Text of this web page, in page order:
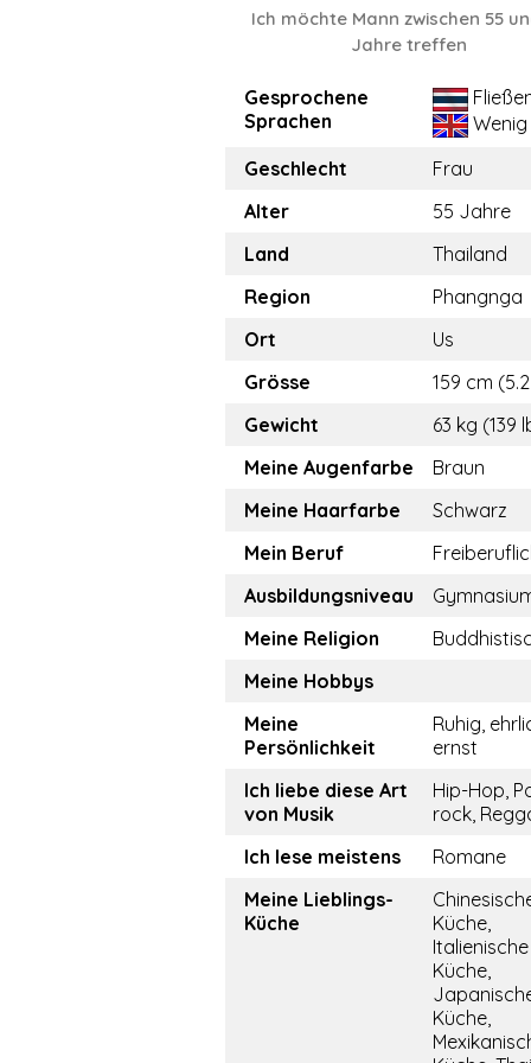
Ich möchte Mann zwischen 55
Jahre treffen
Gesprochene
Sprachen
Wenig
Geschlecht
Frau
Alter
55 Jahre
Land
Thailand
Region
Phangnga
Ort
Us
Grösse
159 cm
Gewicht
63 kg (139
Meine Augenfarbe
Braun
Meine Haarfarbe
Schwarz
Mein Beruf
Ausbildungsniveau
Meine Religion
Meine Hobbys
Meine
Persönlichkeit
Ruhig,
ernst
Ich liebe diese Art
von Musik
Hip-Hop,
rock,
Ich lese meistens
Romane
Meine Lieblings-
Küche
Küche,
Italienische
Küche,
Küche,